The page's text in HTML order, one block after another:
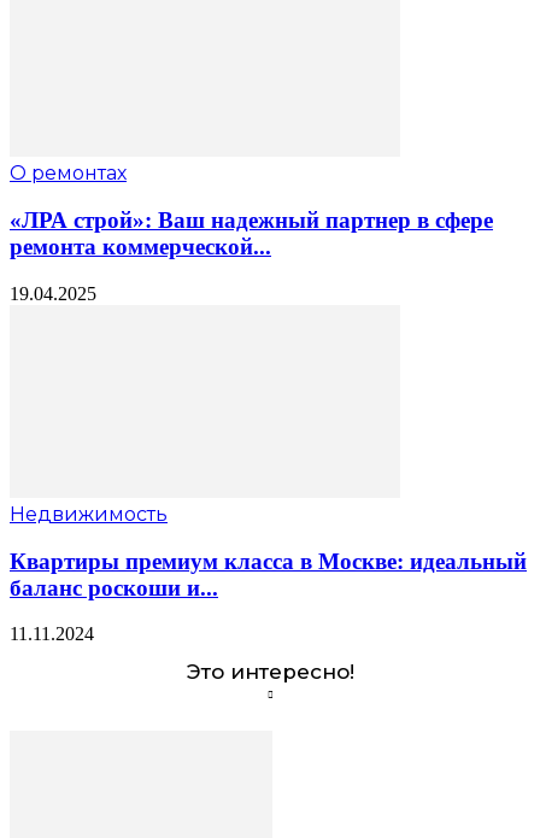
О ремонтах
«ЛРА строй»: Ваш надежный партнер в сфере
ремонта коммерческой...
19.04.2025
Недвижимость
Квартиры премиум класса в Москве: идеальный
баланс роскоши и...
11.11.2024
Это интересно!